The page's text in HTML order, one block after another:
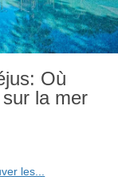
Où
la mer
les...